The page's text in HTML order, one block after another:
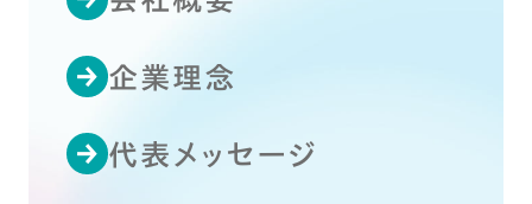
企業理念
代表メッセージ